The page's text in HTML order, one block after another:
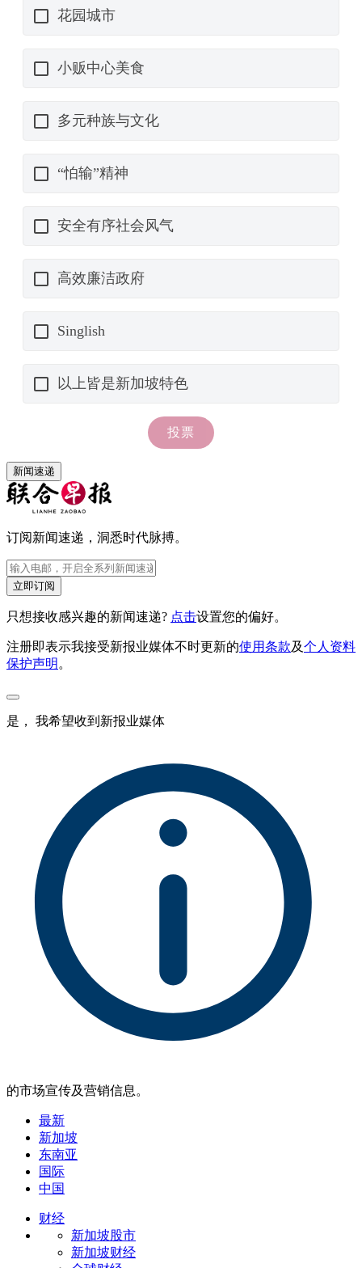
新闻速递
订阅新闻速递，洞悉时代脉搏。
立即订阅
只想接收感兴趣的新闻速递? 点击设置您的偏好。
注册即表示我接受新报业媒体不时更新的使用条款及个人资料
保护声明 。
是， 我希望收到新报业媒体
的市场宣传及营销信息。
最新
新加坡
东南亚
国际
中国
财经
新加坡股市
新加坡财经